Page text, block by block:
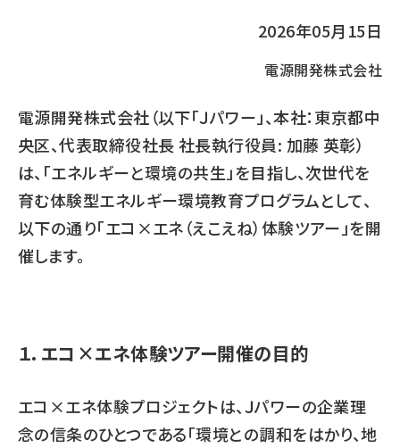
2026年05月15日
電源開発株式会社
電源開発株式会社（以下「Ｊパワー」、本社：東京都中
央区、代表取締役社長 社長執行役員: 加藤 英彰）
は、「エネルギーと環境の共生」を目指し、次世代を
育む体験型エネルギー環境教育プログラムとして、
以下の通り「エコ×エネ（えこえね）体験ツアー」を開
催します。
１．エコ×エネ体験ツアー開催の目的
エコ×エネ体験プロジェクトは、Ｊパワーの企業理
念の信条のひとつである「環境との調和をはかり、地